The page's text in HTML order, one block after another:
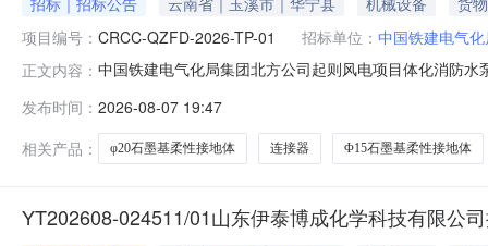
项目编号： CRCC-QZFD-2026-TP-01 招标单位： 中国铁建电气
正文内容： 中国铁建电气化局集团北方公司起则风电项目体化消防
广核玉溪华宁风力发电有限公司，采购人为中国铁建电
发布时间： 2026-08-07 19:47
相关产品：
φ20石墨基柔性接地体 连接器 Φ15石墨基柔性接地体
YT202608-024511/01山东伊泰博成化学科技有限公